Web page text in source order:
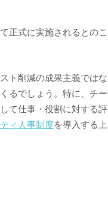
正式に実施されるとのこ
ト削減の成果主義ではな
るでしょう。特に、チー
て仕事・役割に対する評
ィ人事制度を導入する上